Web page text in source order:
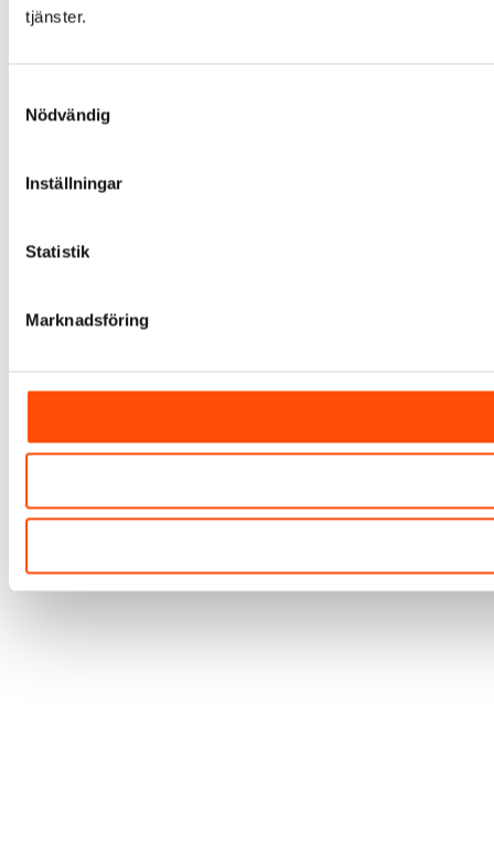
tjänster.
Nödvändig
Inställningar
Statistik
Marknadsföring